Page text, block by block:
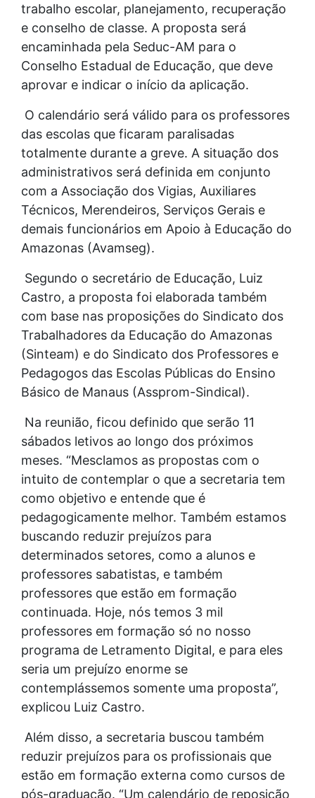
trabalho escolar, planejamento, recuperação
e conselho de classe. A proposta será
encaminhada pela Seduc-AM para o
Conselho Estadual de Educação, que deve
aprovar e indicar o início da aplicação.
O calendário será válido para os professores
das escolas que ficaram paralisadas
totalmente durante a greve. A situação dos
administrativos será definida em conjunto
com a Associação dos Vigias, Auxiliares
Técnicos, Merendeiros, Serviços Gerais e
demais funcionários em Apoio à Educação do
Amazonas (Avamseg).
Segundo o secretário de Educação, Luiz
Castro, a proposta foi elaborada também
com base nas proposições do Sindicato dos
Trabalhadores da Educação do Amazonas
(Sinteam) e do Sindicato dos Professores e
Pedagogos das Escolas Públicas do Ensino
Básico de Manaus (Assprom-Sindical).
Na reunião, ficou definido que serão 11
sábados letivos ao longo dos próximos
meses. “Mesclamos as propostas com o
intuito de contemplar o que a secretaria tem
como objetivo e entende que é
pedagogicamente melhor. Também estamos
buscando reduzir prejuízos para
determinados setores, como a alunos e
professores sabatistas, e também
professores que estão em formação
continuada. Hoje, nós temos 3 mil
professores em formação só no nosso
programa de Letramento Digital, e para eles
seria um prejuízo enorme se
contemplássemos somente uma proposta”,
explicou Luiz Castro.
Além disso, a secretaria buscou também
reduzir prejuízos para os profissionais que
estão em formação externa como cursos de
pós-graduação. “Um calendário de reposição